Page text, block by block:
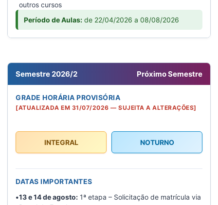
outros cursos
Período de Aulas: de 22/04/2026 a 08/08/2026
Semestre 2026/2 Próximo Semestre
GRADE HORÁRIA PROVISÓRIA
[ATUALIZADA EM 31/07/2026 — SUJEITA A ALTERAÇÕES]
INTEGRAL NOTURNO
DATAS IMPORTANTES
•13 e 14 de agosto: 1ª etapa – Solicitação de matrícula via